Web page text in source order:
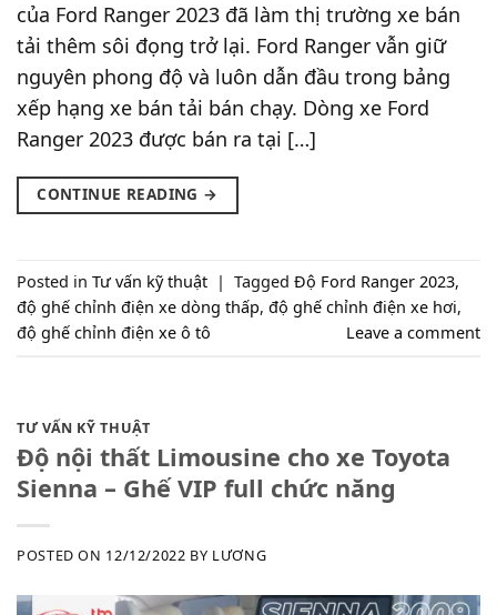
của Ford Ranger 2023 đã làm thị trường xe bán
tải thêm sôi đọng trở lại. Ford Ranger vẫn giữ
nguyên phong độ và luôn dẫn đầu trong bảng
xếp hạng xe bán tải bán chạy. Dòng xe Ford
Ranger 2023 được bán ra tại […]
CONTINUE READING →
Posted in Tư vấn kỹ thuật | Tagged Độ Ford Ranger 2023,
độ ghế chỉnh điện xe dòng thấp, độ ghế chỉnh điện xe hơi,
độ ghế chỉnh điện xe ô tô
Leave a comment
TƯ VẤN KỸ THUẬT
Độ nội thất Limousine cho xe Toyota
Sienna – Ghế VIP full chức năng
POSTED ON 12/12/2022 BY LƯƠNG